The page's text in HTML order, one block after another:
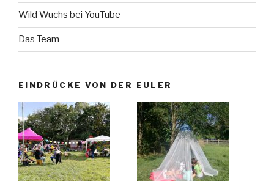
Wild Wuchs bei YouTube
Das Team
EINDRÜCKE VON DER EULER